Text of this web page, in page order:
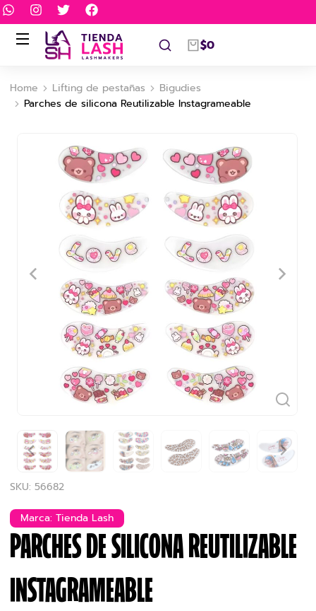
$0
You are here:
Home Lifting de pestañas
Bigudies
Parches de silicona Reutilizable Instagrameable
SKU: 56682
Marca: Tienda Lash
PARCHES DE SILICONA REUTILIZABLE
INSTAGRAMEABLE